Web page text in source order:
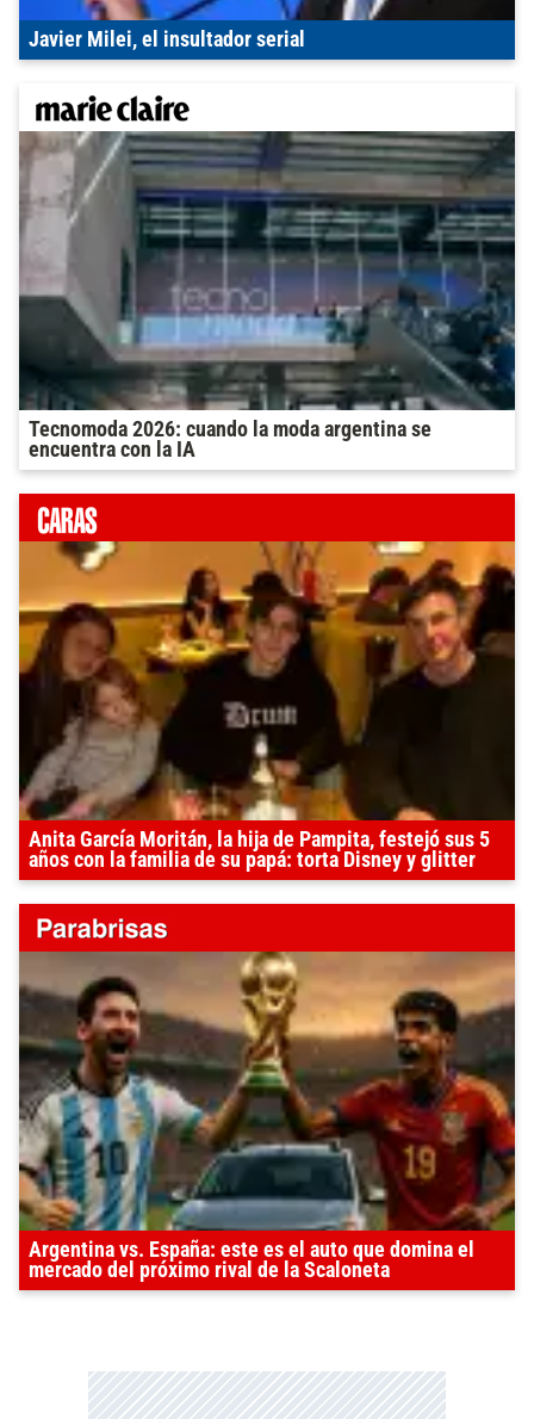
Javier Milei, el insultador serial
Tecnomoda 2026: cuando la moda argentina se
encuentra con la IA
Anita García Moritán, la hija de Pampita, festejó sus 5
años con la familia de su papá: torta Disney y glitter
Argentina vs. España: este es el auto que domina el
mercado del próximo rival de la Scaloneta